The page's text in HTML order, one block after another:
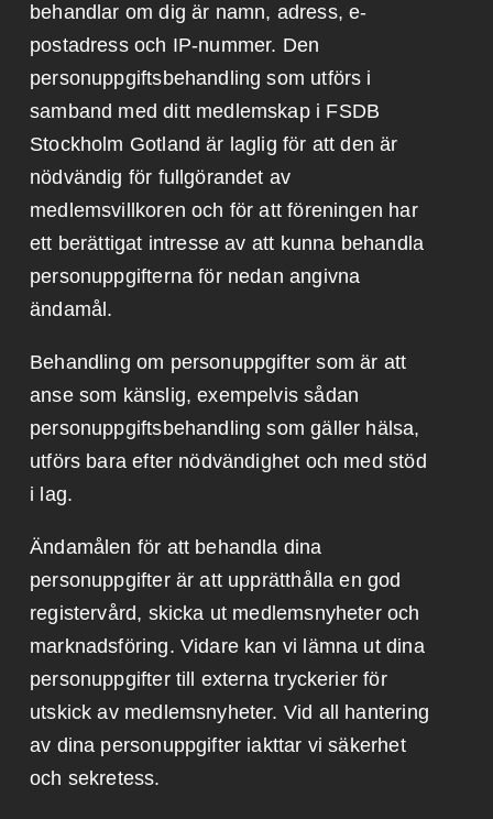
behandlar om dig är namn, adress, e-
postadress och IP-nummer. Den
personuppgiftsbehandling som utförs i
samband med ditt medlemskap i FSDB
Stockholm Gotland är laglig för att den är
nödvändig för fullgörandet av
medlemsvillkoren och för att föreningen har
ett berättigat intresse av att kunna behandla
personuppgifterna för nedan angivna
ändamål.
Behandling om personuppgifter som är att
anse som känslig, exempelvis sådan
personuppgiftsbehandling som gäller hälsa,
utförs bara efter nödvändighet och med stöd
i lag.
Ändamålen för att behandla dina
personuppgifter är att upprätthålla en god
registervård, skicka ut medlemsnyheter och
marknadsföring. Vidare kan vi lämna ut dina
personuppgifter till externa tryckerier för
utskick av medlemsnyheter. Vid all hantering
av dina personuppgifter iakttar vi säkerhet
och sekretess.